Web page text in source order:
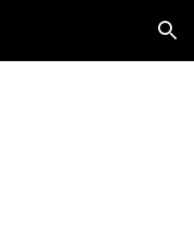
Skip to navigation